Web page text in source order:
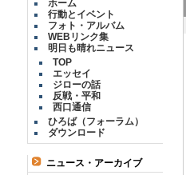
ホーム
行動とイベント
フォト・アルバム
WEBリンク集
明日も晴れニュース
TOP
エッセイ
ジローの話
反戦・平和
西口通信
ひろば（フォーラム）
ダウンロード
ニュース・アーカイブ